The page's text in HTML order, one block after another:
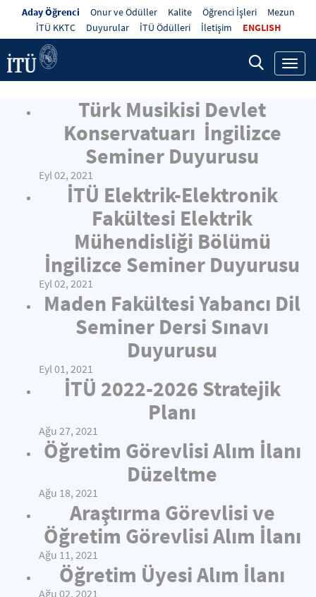
Aday Öğrenci Onur ve Ödüller Kalite Öğrenci İşleri
Mezun
İTÜ KKTC
Duyurular İTÜ Ödülleri İletişim ENGLISH
Türk Musikisi Devlet
Konservatuarı İngilizce
Seminer Duyurusu
Eyl 02, 2021
İTÜ Elektrik-Elektronik
Fakültesi Elektrik
Mühendisliği Bölümü
İngilizce Seminer Duyurusu
Eyl 02, 2021
Maden Fakültesi Yabancı Dil
Seminer Dersi Sınavı
Duyurusu
Eyl 01, 2021
İTÜ 2022-2026 Stratejik
Planı
Ağu 27, 2021
Öğretim Görevlisi Alım İlanı
Düzeltme
Ağu 18, 2021
Araştırma Görevlisi ve
Öğretim Görevlisi Alım İlanı
Ağu 11, 2021
Öğretim Üyesi Alım İlanı
Ağu 02, 2021